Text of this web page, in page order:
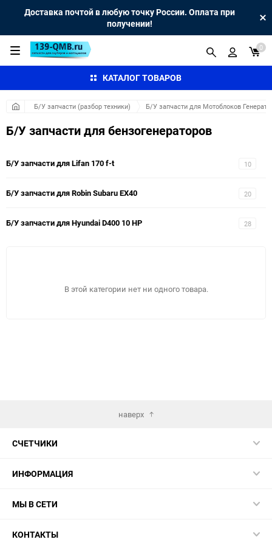
Доставка почтой в любую точку России. Оплата при
получении!
КАТАЛОГ ТОВАРОВ
0
Б/У запчасти (разбор техники) Б/У запчасти для Мотоблоков
Б/У запчасти для бензогенераторов
10
Б/У запчасти для Lifan 170 f-t
20
Б/У запчасти для Robin Subaru EX40
28
Б/У запчасти для Hyundai D400 10 HP
В этой категории нет ни одного товара.
наверх
СЧЕТЧИКИ
ИНФОРМАЦИЯ
МЫ В СЕТИ
КОНТАКТЫ